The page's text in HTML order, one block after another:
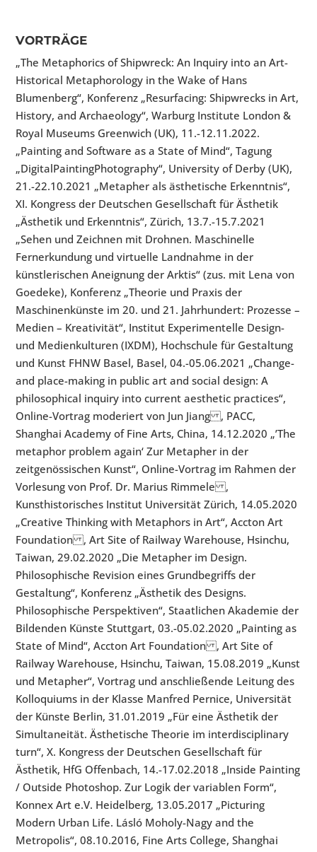
VORTRÄGE
„The Metaphorics of Shipwreck: An Inquiry into an Art-
Historical Metaphorology in the Wake of Hans
Blumenberg“, Konferenz „Resurfacing: Shipwrecks in Art,
History, and Archaeology“, Warburg Institute London &
Royal Museums Greenwich (UK), 11.-12.11.2022.
„Painting and Software as a State of Mind“, Tagung
„DigitalPaintingPhotography“, University of Derby (UK),
21.-22.10.2021 „Metapher als ästhetische Erkenntnis“,
XI. Kongress der Deutschen Gesellschaft für Ästhetik
„Ästhetik und Erkenntnis“, Zürich, 13.7.-15.7.2021
„Sehen und Zeichnen mit Drohnen. Maschinelle
Fernerkundung und virtuelle Landnahme in der
künstlerischen Aneignung der Arktis“ (zus. mit Lena von
Goedeke), Konferenz „Theorie und Praxis der
Maschinenkünste im 20. und 21. Jahrhundert: Prozesse –
Medien – Kreativität“, Institut Experimentelle Design-
und Medienkulturen (IXDM), Hochschule für Gestaltung
und Kunst FHNW Basel, Basel, 04.-05.06.2021 „Change-
and place-making in public art and social design: A
philosophical inquiry into current aesthetic practices“,
Online-Vortrag moderiert von Jun Jiang , PACC,
Shanghai Academy of Fine Arts, China, 14.12.2020 „’The
metaphor problem again‘ Zur Metapher in der
zeitgenössischen Kunst“, Online-Vortrag im Rahmen der
Vorlesung von Prof. Dr. Marius Rimmele ,
Kunsthistorisches Institut Universität Zürich, 14.05.2020
„Creative Thinking with Metaphors in Art“, Accton Art
Foundation , Art Site of Railway Warehouse, Hsinchu,
Taiwan, 29.02.2020 „Die Metapher im Design.
Philosophische Revision eines Grundbegriffs der
Gestaltung“, Konferenz „Ästhetik des Designs.
Philosophische Perspektiven“, Staatlichen Akademie der
Bildenden Künste Stuttgart, 03.-05.02.2020 „Painting as
State of Mind“, Accton Art Foundation , Art Site of
Railway Warehouse, Hsinchu, Taiwan, 15.08.2019 „Kunst
und Metapher“, Vortrag und anschließende Leitung des
Kolloquiums in der Klasse Manfred Pernice, Universität
der Künste Berlin, 31.01.2019 „Für eine Ästhetik der
Simultaneität. Ästhetische Theorie im interdisciplinary
turn“, X. Kongress der Deutschen Gesellschaft für
Ästhetik, HfG Offenbach, 14.-17.02.2018 „Inside Painting
/ Outside Photoshop. Zur Logik der variablen Form“,
Konnex Art e.V. Heidelberg, 13.05.2017 „Picturing
Modern Urban Life. Lásló Moholy-Nagy and the
Metropolis“, 08.10.2016, Fine Arts College, Shanghai